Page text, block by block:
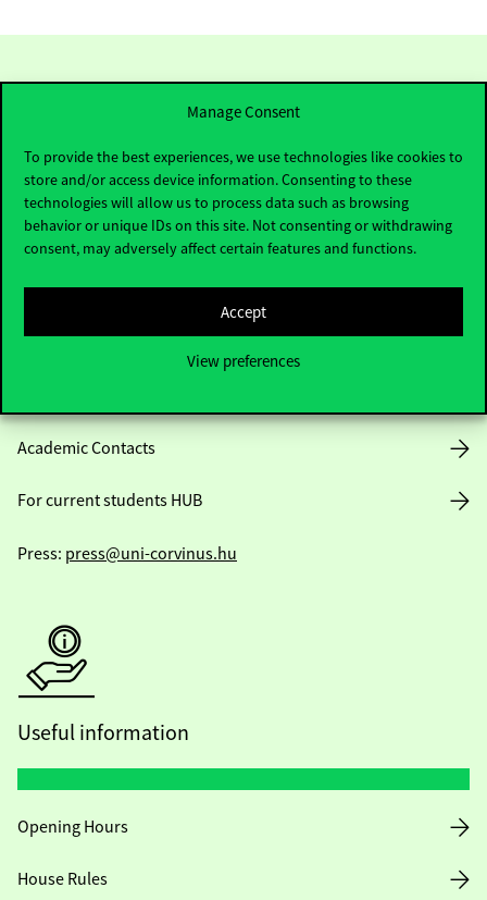
Manage Consent
To provide the best experiences, we use technologies like cookies to
store and/or access device information. Consenting to these
technologies will allow us to process data such as browsing
behavior or unique IDs on this site. Not consenting or withdrawing
consent, may adversely affect certain features and functions.
Accept
View preferences
Contact Us
Telephone:+36 1 482 5000
Academic Contacts
For current students HUB
Press: press@uni-corvinus.hu
Useful information
Opening Hours
House Rules